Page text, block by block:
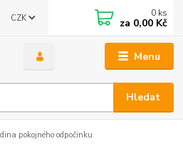
Menu
CZK
Hledat
0 ks
za 0,00 Kč
pokojného odpočinku